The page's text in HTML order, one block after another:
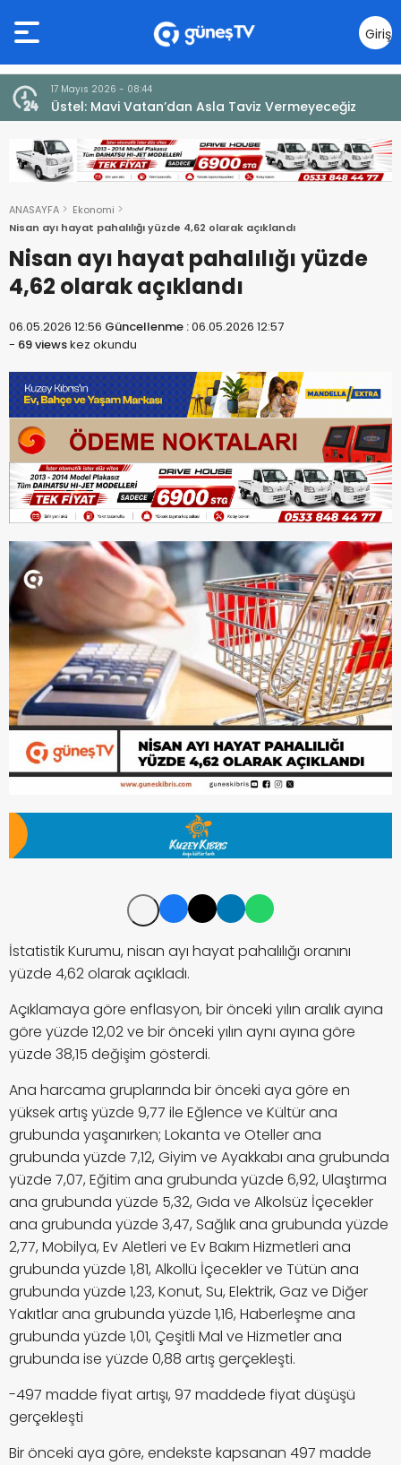
Giriş
Yap
7 Ağustos 2026 - 12:36
ÜSTEL: “ERENKÖY RUHU SONSUZA DEK YAŞAYACAK”
ANASAYFA
Ekonomi
Nisan ayı hayat pahalılığı yüzde 4,62 olarak açıklandı
Nisan ayı hayat pahalılığı yüzde
4,62 olarak açıklandı
06.05.2026 12:56 Güncellenme :06.05.2026 12:57
- 69 viewskez okundu
İstatistik Kurumu, nisan ayı hayat pahalılığı oranını
yüzde 4,62 olarak açıkladı.
Açıklamaya göre enflasyon, bir önceki yılın aralık ayına
göre yüzde 12,02 ve bir önceki yılın aynı ayına göre
yüzde 38,15 değişim gösterdi.
Ana harcama gruplarında bir önceki aya göre en
yüksek artış yüzde 9,77 ile Eğlence ve Kültür ana
grubunda yaşanırken; Lokanta ve Oteller ana
grubunda yüzde 7,12, Giyim ve Ayakkabı ana grubunda
yüzde 7,07, Eğitim ana grubunda yüzde 6,92, Ulaştırma
ana grubunda yüzde 5,32, Gıda ve Alkolsüz İçecekler
ana grubunda yüzde 3,47, Sağlık ana grubunda yüzde
2,77, Mobilya, Ev Aletleri ve Ev Bakım Hizmetleri ana
grubunda yüzde 1,81, Alkollü İçecekler ve Tütün ana
grubunda yüzde 1,23, Konut, Su, Elektrik, Gaz ve Diğer
Yakıtlar ana grubunda yüzde 1,16, Haberleşme ana
grubunda yüzde 1,01, Çeşitli Mal ve Hizmetler ana
grubunda ise yüzde 0,88 artış gerçekleşti.
-497 madde fiyat artışı, 97 maddede fiyat düşüşü
gerçekleşti
Bir önceki aya göre, endekste kapsanan 497 madde